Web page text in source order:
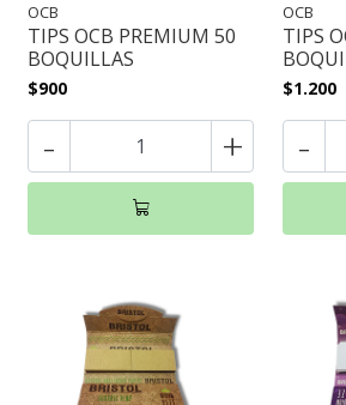
OCB
TIPS OCB PREMIUM 50
BOQUILLAS
$900
- +
OCB
TIPS
$1.200
-